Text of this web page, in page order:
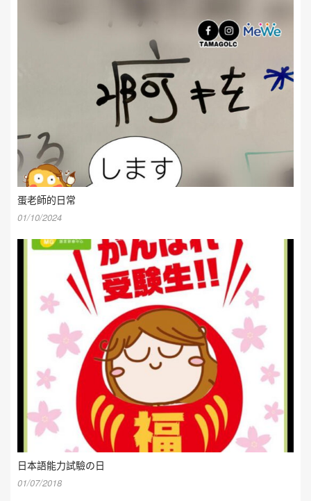
蛋老師的日常
01/10/2024
日本語能力試驗の日
01/07/2018